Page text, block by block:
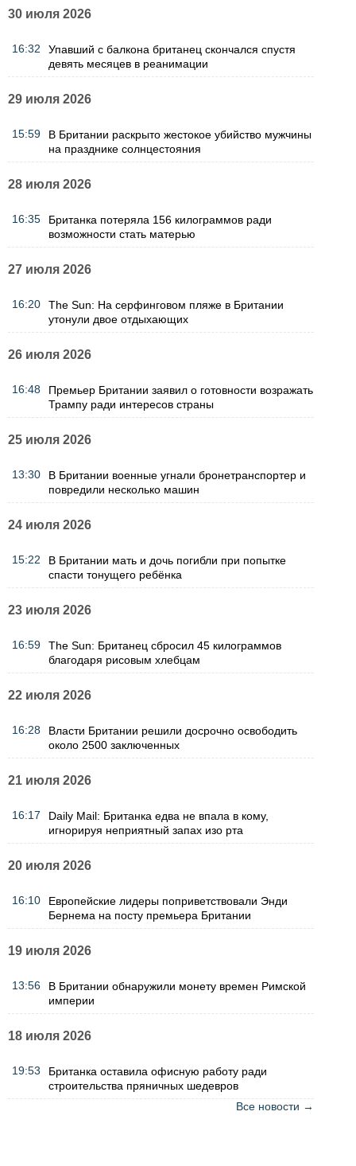
30 июля 2026
16:32
Упавший с балкона британец скончался спустя
девять месяцев в реанимации
29 июля 2026
15:59
В Британии раскрыто жестокое убийство мужчины
на празднике солнцестояния
28 июля 2026
16:35
Британка потеряла 156 килограммов ради
возможности стать матерью
27 июля 2026
16:20
The Sun: На серфинговом пляже в Британии
утонули двое отдыхающих
26 июля 2026
16:48
Премьер Британии заявил о готовности возражать
Трампу ради интересов страны
25 июля 2026
13:30
В Британии военные угнали бронетранспортер и
повредили несколько машин
24 июля 2026
15:22
В Британии мать и дочь погибли при попытке
спасти тонущего ребёнка
23 июля 2026
16:59
The Sun: Британец сбросил 45 килограммов
благодаря рисовым хлебцам
22 июля 2026
16:28
Власти Британии решили досрочно освободить
около 2500 заключенных
21 июля 2026
16:17
Daily Mail: Британка едва не впала в кому,
игнорируя неприятный запах изо рта
20 июля 2026
16:10
Европейские лидеры поприветствовали Энди
Бернема на посту премьера Британии
19 июля 2026
13:56
В Британии обнаружили монету времен Римской
империи
18 июля 2026
19:53
Британка оставила офисную работу ради
строительства пряничных шедевров
Все новости →